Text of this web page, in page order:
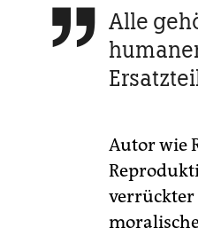
 Alle
Autor wie
verrückter